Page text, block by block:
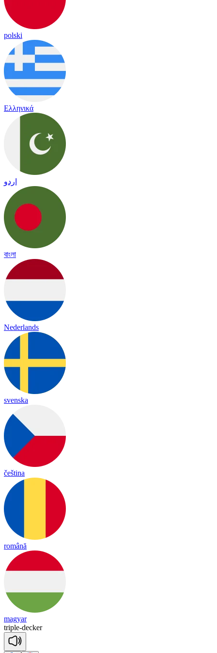
polski
Ελληνικά
اردو
বাংলা
Nederlands
svenska
čeština
română
magyar
triple-decker